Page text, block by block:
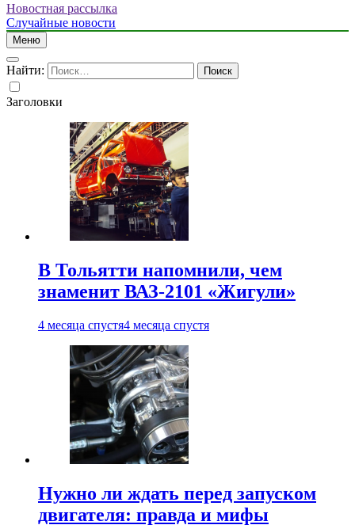
Новостная рассылка
Случайные новости
Меню
Найти:
Заголовки
В Тольятти напомнили, чем
знаменит ВАЗ-2101 «Жигули»
4 месяца спустя4 месяца спустя
Нужно ли ждать перед запуском
двигателя: правда и мифы